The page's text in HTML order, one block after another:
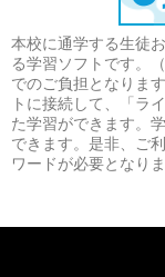
本校に通学する生徒
る学習ソフトです。
でのご負担となりま
トに接続して、「ラ
た学習ができます。
できます。是非、ご
ワードが必要となりま